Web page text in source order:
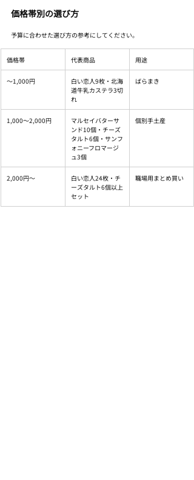
価格帯別の選び方
予算に合わせた選び方の参考にしてください。
価格帯 代表商品 用途
〜1,000円
白い恋人9枚・北海
道牛乳カステラ3切
れ
ばらまき
1,000〜2,000円
マルセイバターサ
ンド10個・チーズ
タルト6個・サンフ
ォニーフロマージ
ュ3個
個別手土産
2,000円〜
白い恋人24枚・チ
ーズタルト6個以上
セット
職場用まとめ買い